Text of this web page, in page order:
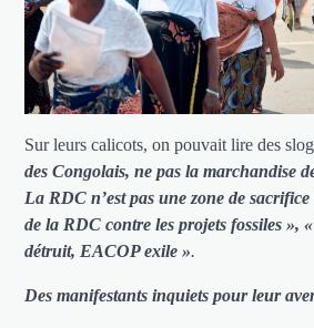
Sur leurs calicots, on pouvait lire des
des Congolais, ne pas la marchandise
La RDC n’est pas une zone de
de la RDC contre les projets fossiles »,
détruit, EACOP exile ».
Des manifestants inquiets pour leur